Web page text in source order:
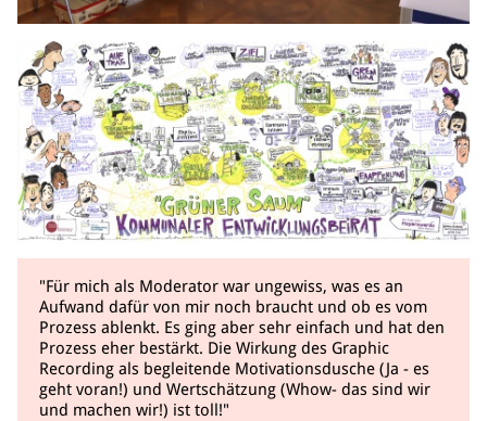
"Für mich als Moderator war ungewiss, was es an
Aufwand dafür von mir noch braucht und ob es vom
Prozess ablenkt. Es ging aber sehr einfach und hat den
Prozess eher bestärkt. Die Wirkung des Graphic
Recording als begleitende Motivationsdusche (Ja - es
geht voran!) und Wertschätzung (Whow- das sind wir
und machen wir!) ist toll!"